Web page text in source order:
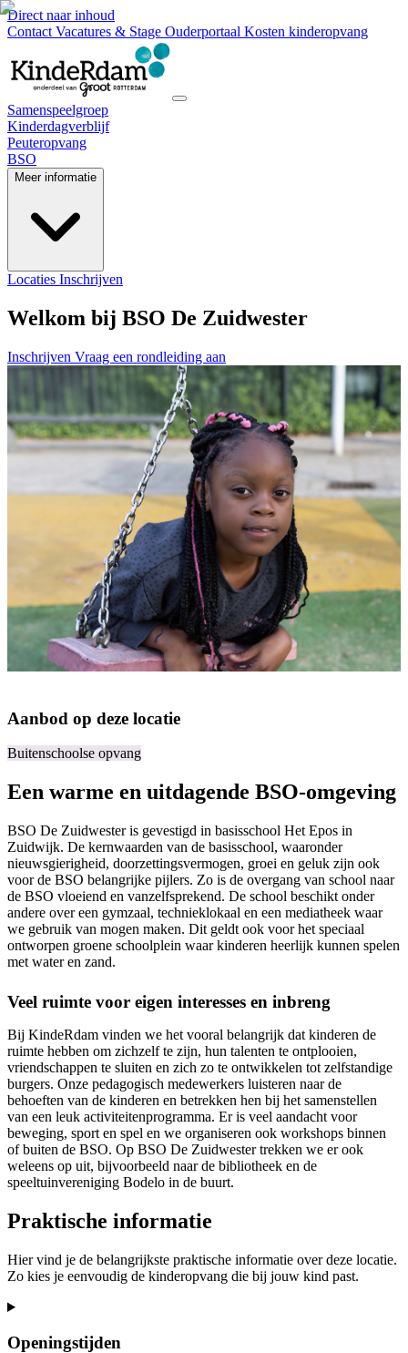
Direct naar inhoud
Contact Vacatures & Stage Ouderportaal Kosten kinderopvang
Samenspeelgroep
Kinderdagverblijf
Peuteropvang
BSO
Meer informatie
Locaties Inschrijven
Welkom bij BSO De Zuidwester
Inschrijven Vraag een rondleiding aan
Aanbod op deze locatie
Buitenschoolse opvang
Een warme en uitdagende BSO-omgeving
BSO De Zuidwester is gevestigd in basisschool Het Epos in
Zuidwijk. De kernwaarden van de basisschool, waaronder
nieuwsgierigheid, doorzettingsvermogen, groei en geluk zijn ook
voor de BSO belangrijke pijlers. Zo is de overgang van school naar
de BSO vloeiend en vanzelfsprekend. De school beschikt onder
andere over een gymzaal, technieklokaal en een mediatheek waar
we gebruik van mogen maken. Dit geldt ook voor het speciaal
ontworpen groene schoolplein waar kinderen heerlijk kunnen spelen
met water en zand.
Veel ruimte voor eigen interesses en inbreng
Bij KindeRdam vinden we het vooral belangrijk dat kinderen de
ruimte hebben om zichzelf te zijn, hun talenten te ontplooien,
vriendschappen te sluiten en zich zo te ontwikkelen tot zelfstandige
burgers. Onze pedagogisch medewerkers luisteren naar de
behoeften van de kinderen en betrekken hen bij het samenstellen
van een leuk activiteitenprogramma. Er is veel aandacht voor
beweging, sport en spel en we organiseren ook workshops binnen
of buiten de BSO. Op BSO De Zuidwester trekken we er ook
weleens op uit, bijvoorbeeld naar de bibliotheek en de
speeltuinvereniging Bodelo in de buurt.
Praktische informatie
Hier vind je de belangrijkste praktische informatie over deze locatie.
Zo kies je eenvoudig de kinderopvang die bij jouw kind past.
Openingstijden